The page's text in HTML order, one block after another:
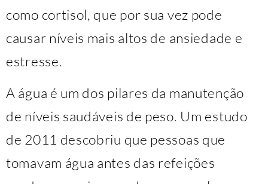
como cortisol, que por sua vez pode
causar níveis mais altos de ansiedade e
estresse.
A água é um dos pilares da manutenção
de níveis saudáveis de peso. Um estudo
de 2011 descobriu que pessoas que
tomavam água antes das refeições